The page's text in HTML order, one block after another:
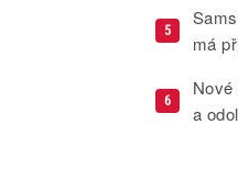
5
má
6
a